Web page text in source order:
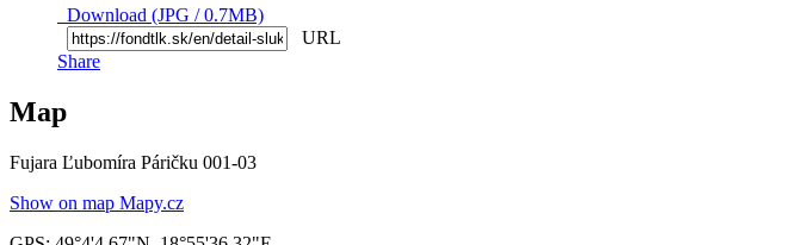
Download (JPG / 0.7MB)
URL
Share
Map
Fujara Ľubomíra Páričku 001-03
Show on map Mapy.cz